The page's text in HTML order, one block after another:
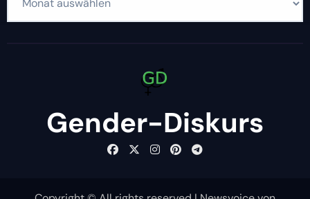
Gender-Diskurs